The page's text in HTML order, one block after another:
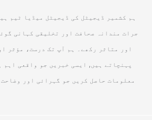
ہم کشمیر ڈیجیٹل کی ڈیجیٹل میڈیا ٹیم
جرات مندانہ صحافت اور تخلیقی کہانی
اور متاثر رکھے۔ ہم آپ تک درست، مؤثر
پہنچاتے ہیں, ایسی خبریں جو واقعی اہم
معلومات حاصل کریں جو گہرائی اور وضاحت